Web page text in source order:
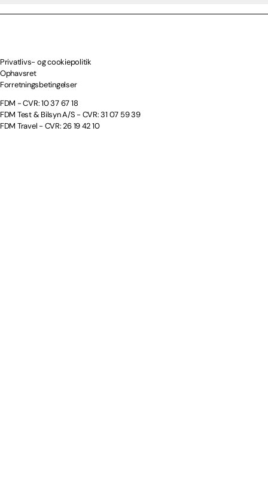
Privatlivs- og cookiepolitik
Ophavsret
Forretningsbetingelser
FDM - CVR: 10 37 67 18
FDM Test & Bilsyn A/S - CVR: 31 07 59 39
FDM Travel - CVR: 26 19 42 10